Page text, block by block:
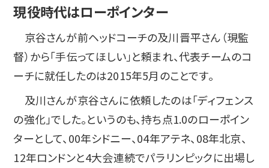
現役時代はローポインター
京谷さんが前ヘッドコーチの及川晋平さん（現監
督）から「手伝ってほしい」と頼まれ、代表チームのコ
ーチに就任したのは2015年5月のことです。
及川さんが京谷さんに依頼したのは「ディフェンス
の強化」でした。というのも、持ち点1.0のローポイン
ターとして、00年シドニー、04年アテネ、08年北京、
12年ロンドンと4大会連続でパラリンピックに出場し